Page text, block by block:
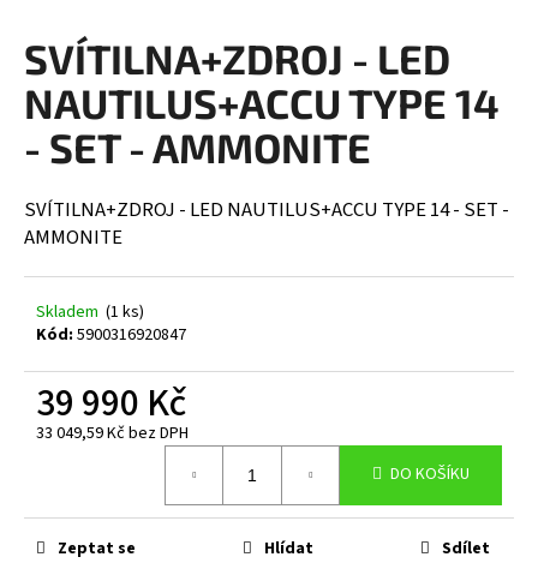
SVÍTILNA+ZDROJ - LED
NAUTILUS+ACCU TYPE 14
- SET - AMMONITE
SVÍTILNA+ZDROJ - LED NAUTILUS+ACCU TYPE 14 - SET -
AMMONITE
Skladem (1 ks)
Kód: 5900316920847
39 990 Kč
33 049,59 Kč bez DPH
DO KOŠÍKU
Zeptat se Hlídat Sdílet
j
í
t
?
HLEDAT
o
p
u